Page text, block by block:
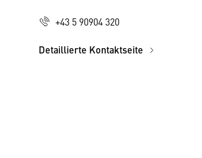
+43 5 90904 320
Detaillierte Kontaktseite